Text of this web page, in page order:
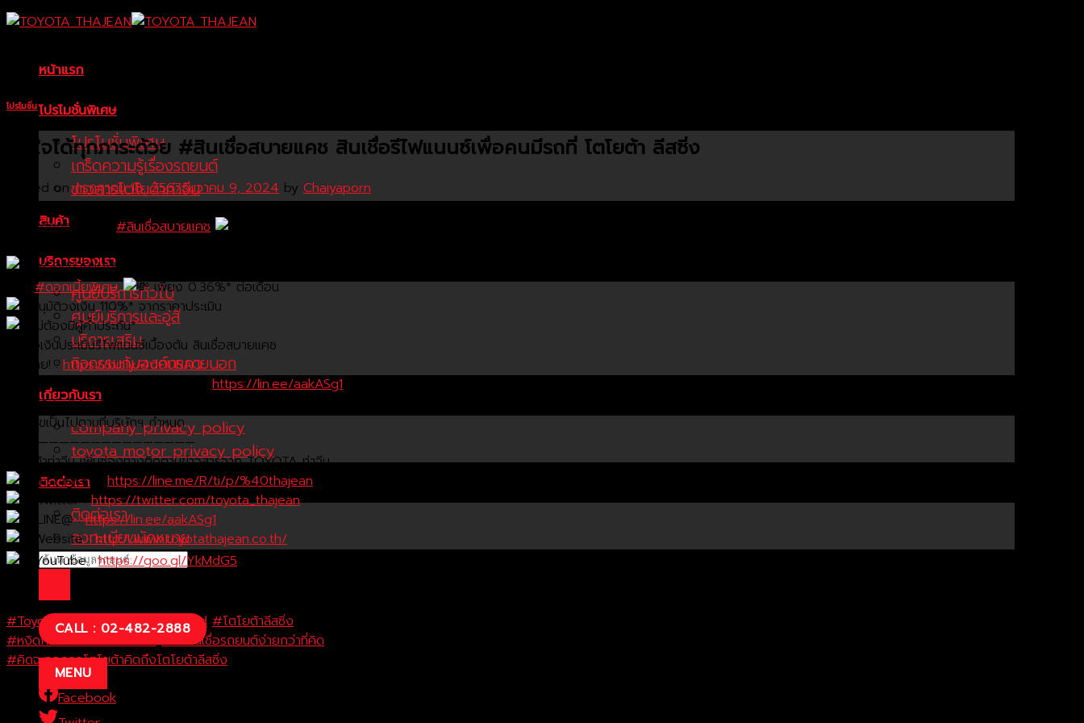
Skip
หน้าแรก
โปรโมชั่นพิเศษ
โปรโมชั่นพิเศษ
เกร็ดความรู้เรื่องรถยนต์
ข่าวสารโตโยต้าท่าจีน
สินค้า
บริการของเรา
ศูนย์บริการทั่วไป
ศูนย์บริการและอู่สี
บริการเสริม
กิจกรรมกับองค์กรภายนอก
เกี่ยวกับเรา
company privacy policy
toyota motor privacy policy
ติดต่อเรา
ติดต่อเรา
ลงทะเบียนนัดหมาย
CALL : 02-482-2888
MENU
โปรโมชั่น
เบาใจได้ทุกภาระด้วย #สินเชื่อสบายแคช สินเชื่อรีไฟแนนซ์เพื่อคนมีรถที่ โตโยต้า ลีสซิ่ง
Posted onกรกฎาคม 18, 2567ธันวาคม 9, 2024 by Chaiyaporn
เบาใจได้ทุกภาระด้วย #สินเชื่อสบายแคช
พร้อมช่วยแบ่งเบาภาระให้เจ้าของรถ ทุกยี่ห้อ ทุกรุ่น
#ดอกเบี้ยพิเศษ
เพียง 0.36%* ต่อเดือน
อนุมัติวงเงิน 110%* จากราคาประเมิน
ไม่ต้องมีผู้ค้ำประกัน*
เช็กวงเงินประเมินรีไฟแนนซ์เบื้องต้น สินเชื่อสบายแคช
คลิกเลย! :https://bit.ly/4d0URAQ
ติดต่อสอบถามรายละเอียดเพิ่มเติม >>> https://lin.ee/aakASg1
หรือโทร Cell Center : 02-4822888
เงื่อนไขเป็นไปตามที่บริษัทฯ กำหนด
——————————————————
โตโยต้าท่าจีน เพิ่มช่องทางติดตามข่าวสารจาก TOYOTA ท่าจีน
Instagram : https://line.me/R/ti/p/%40thajean
Twitter :https://twitter.com/toyota_thajean
LINE@ :https://lin.ee/aakASg1
Website :http://www.toyotathajean.co.th/
YouTube :https://goo.gl/YkMdG5
#Toyota #ToyotaLeasingThailand #โตโยต้าลีสซิ่ง
#หงิดกว่าที่ค่ายง่ายกว่าที่คิด #ขอสินเชื่อรถยนต์ง่ายกว่าที่คิด
#คิดจะออกรถโตโยต้าคิดถึงโตโยต้าลีสซิ่ง
Facebook